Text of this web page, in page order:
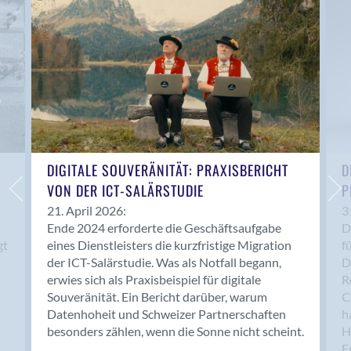
Anwil
Appenzell
Au SG
Baar
Baden
Balsthal
Balzers
Basel
Bassersdorf
Belp
Bendern
Benken (SG)
Bergdietikon
Berlin
Bern
Bern - Liebefeld
DIGITALE SOUVERÄNITÄT: PRAXISBERICHT
VON DER ICT-SALÄRSTUDIE
21. April 2026:
Ende 2024 erforderte die Geschäftsaufgabe
eines Dienstleisters die kurzfristige Migration
der ICT-Salärstudie. Was als Notfall begann,
erwies sich als Praxisbeispiel für digitale
Souveränität. Ein Bericht darüber, warum
Datenhoheit und Schweizer Partnerschaften
besonders zählen, wenn die Sonne nicht scheint.